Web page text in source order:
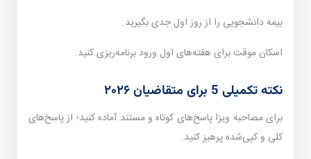
بیمه دانشجویی را از روز اول جدی بگیرید.
اسکان موقت برای هفته‌های اول ورود برنامه‌ریزی کنید.
نکته تکمیلی 5 برای متقاضیان ۲۰۲۶
برای مصاحبه ویزا پاسخ‌های کوتاه و مستند آماده کنید؛ از پاسخ‌های
کلی و کپی‌شده پرهیز کنید.